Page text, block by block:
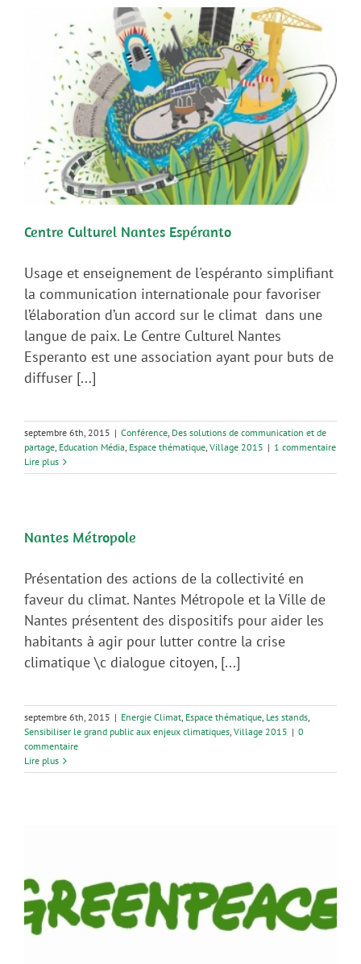
Centre Culturel Nantes Espéranto
Usage et enseignement de l'espéranto simplifiant
la communication internationale pour favoriser
l’élaboration d’un accord sur le climat dans une
langue de paix. Le Centre Culturel Nantes
Esperanto est une association ayant pour buts de
diffuser [...]
septembre 6th, 2015 | Conférence Des solutions de communication et de
partage Education Média Espace thématique Village 2015 | 1 commentaire
Lire plus
Nantes Métropole
Présentation des actions de la collectivité en
faveur du climat. Nantes Métropole et la Ville de
Nantes présentent des dispositifs pour aider les
habitants à agir pour lutter contre la crise
climatique \c dialogue citoyen, [...]
septembre 6th, 2015 | Energie Climat Espace thématique Les stands
Sensibiliser le grand public aux enjeux climatiques Village 2015 | 0
commentaire
Lire plus